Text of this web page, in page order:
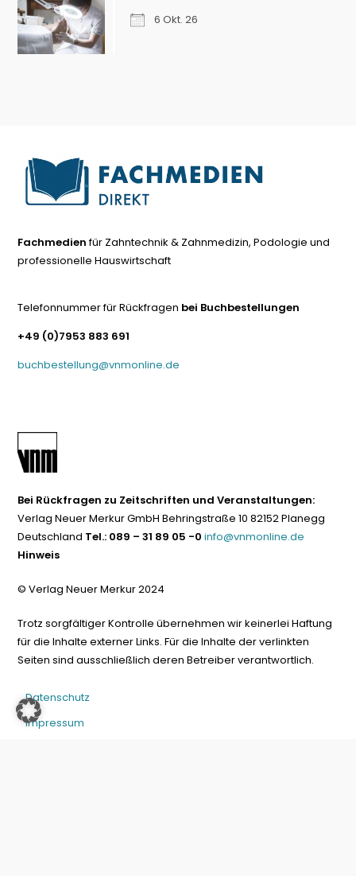
6 Okt. 26
Fachmedienfür Zahntechnik & Zahnmedizin, Podologie und
professionelle Hauswirtschaft
Telefonnummer für Rückfragen bei Buchbestellungen
+49 (0)7953 883 691
buchbestellung@vnmonline.de
Bei Rückfragen zu Zeitschriften und Veranstaltungen:
Verlag Neuer Merkur GmbH Behringstraße 10 82152 Planegg
Deutschland Tel.: 089 – 31 89 05 -0 info@vnmonline.de
Hinweis
© Verlag Neuer Merkur 2024
Trotz sorgfältiger Kontrolle übernehmen wir keinerlei Haftung
für die Inhalte externer Links. Für die Inhalte der verlinkten
Seiten sind ausschließlich deren Betreiber verantwortlich.
Datenschutz
Impressum